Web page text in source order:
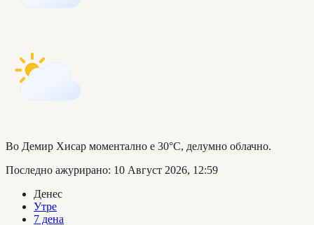
Во Демир Хисар моментално е 30°C, делумно облачно.
Последно ажурирано: 10 Август 2026, 12:59
Денес
Утре
7 дена